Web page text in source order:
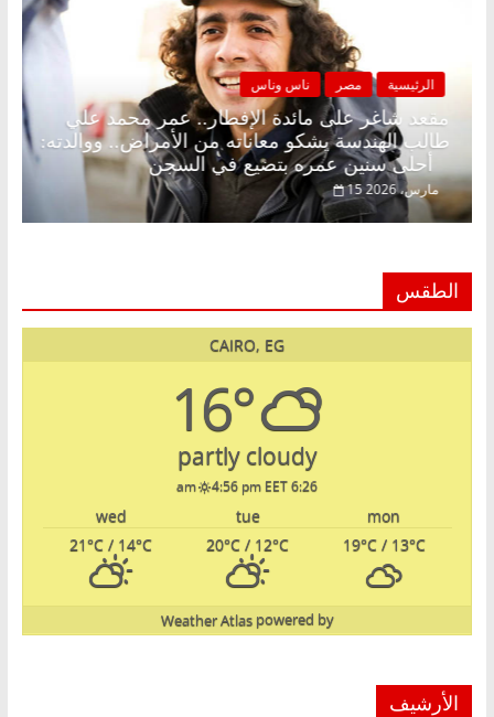
الرئيسية
مقعد شاغر على مائدة
طالب الهندسة يشكو معاناته
أحلى سنين عمره بتضيع في السجن
15 مارس، 2026
بلا زينة رمضان.. د.
في انتظار حلم
الطقس
CAIRO, EG
16°
partly cloudy
6:26 am
4:56 pm EET
mon
tue
wed
19°C/ 13°C
20°C / 12°C
21°C / 14°C
powered by
Weather Atlas
الأرشيف